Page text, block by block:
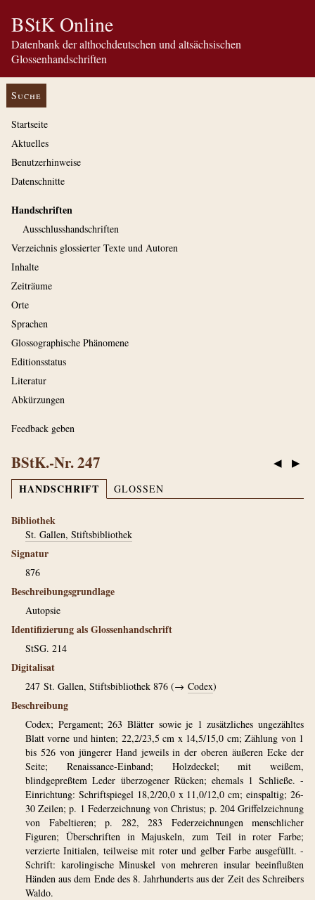
BStK Online
Datenbank der althochdeutschen und altsächsischen
Glossenhandschriften
Suche
Startseite
Aktuelles
Benutzerhinweise
Datenschnitte
Handschriften
Ausschluss­handschriften
Verzeichnis glossierter Texte und Autoren
Inhalte
Zeiträume
Orte
Sprachen
Glossographische Phänomene
Editionsstatus
Literatur
Abkürzungen
Feedback geben
◀ ▶
BStK.-Nr. 247
HANDSCHRIFT GLOSSEN
Bibliothek
St. Gallen, Stiftsbibliothek
Signatur
876
Beschreibungsgrundlage
Autopsie
Identifizierung als Glossenhandschrift
StSG. 214
Digitalisat
247 St. Gallen, Stiftsbibliothek 876 (→ Codex)
Beschreibung
Codex; Pergament; 263 Blätter sowie je 1 zusätzliches ungezähltes
Blatt vorne und hinten; 22,2/23,5 cm x 14,5/15,0 cm; Zählung von 1
bis 526 von jüngerer Hand jeweils in der oberen äußeren Ecke der
Seite; Renaissance-Einband; Holzdeckel; mit weißem,
blindgepreßtem Leder überzogener Rücken; ehemals 1 Schließe. -
Einrichtung: Schriftspiegel 18,2/20,0 x 11,0/12,0 cm; einspaltig; 26-
30 Zeilen; p. 1 Federzeichnung von Christus; p. 204 Griffelzeichnung
von Fabeltieren; p. 282, 283 Federzeichnungen menschlicher
Figuren; Überschriften in Majuskeln, zum Teil in roter Farbe;
verzierte Initialen, teilweise mit roter und gelber Farbe ausgefüllt. -
Schrift: karolingische Minuskel von mehreren insular beeinflußten
Händen aus dem Ende des 8. Jahrhunderts aus der Zeit des Schreibers
Waldo.